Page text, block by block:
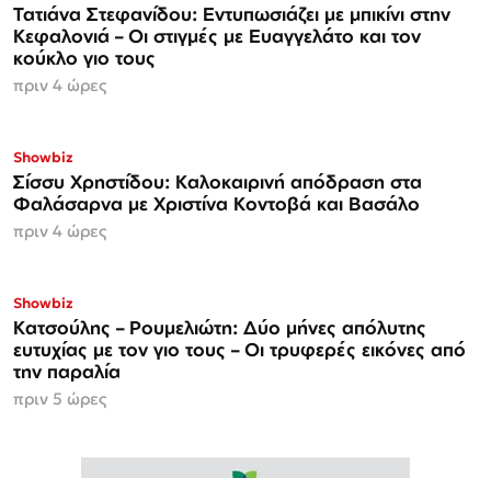
Τατιάνα Στεφανίδου: Εντυπωσιάζει με μπικίνι στην
Κεφαλονιά – Οι στιγμές με Ευαγγελάτο και τον
κούκλο γιο τους
πριν 4 ώρες
Showbiz
Σίσσυ Χρηστίδου: Καλοκαιρινή απόδραση στα
Φαλάσαρνα με Χριστίνα Κοντοβά και Βασάλο
πριν 4 ώρες
Showbiz
Κατσούλης – Ρουμελιώτη: Δύο μήνες απόλυτης
ευτυχίας με τον γιο τους – Οι τρυφερές εικόνες από
την παραλία
πριν 5 ώρες